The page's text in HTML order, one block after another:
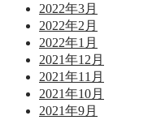
2022年3月
2022年2月
2022年1月
2021年12月
2021年11月
2021年10月
2021年9月